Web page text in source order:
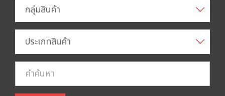
กลุ่มสินค้า
ประเภทสินค้า